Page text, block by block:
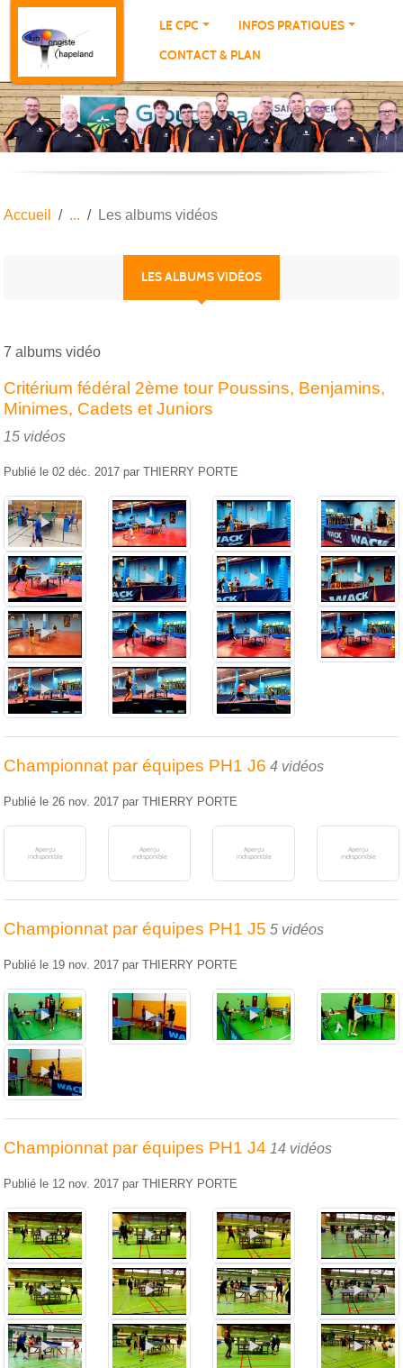
LE CPC
INFOS PRATIQUES
CONTACT & PLAN
Accueil Les albums vidéos
LES ALBUMS VIDÉOS
7 albums vidéo
Critérium fédéral 2ème tour Poussins, Benjamins,
Minimes, Cadets et Juniors
15 vidéos
Publié le 02 déc. 2017 par THIERRY PORTE
Championnat par équipes PH1 J6 4 vidéos
Publié le 26 nov. 2017 par THIERRY PORTE
Championnat par équipes PH1 J5 5 vidéos
Publié le 19 nov. 2017 par THIERRY PORTE
Championnat par équipes PH1 J4 14 vidéos
Publié le 12 nov. 2017 par THIERRY PORTE
Panneau de gestion des cookies